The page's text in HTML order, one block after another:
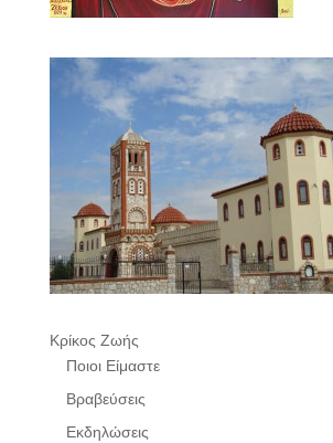
Κρίκος Ζωής
Ποιοι Είμαστε
Βραβεύσεις
Εκδηλώσεις